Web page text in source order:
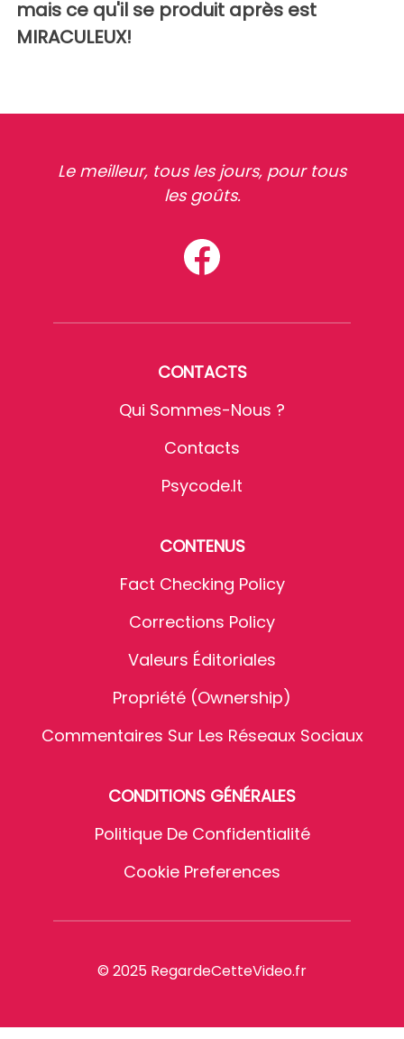
mais ce qu'il se produit après est
MIRACULEUX!
Le meilleur, tous les jours, pour tous
les goûts.
CONTACTS
Qui Sommes-Nous ?
Contacts
Psycode.it
CONTENUS
Fact Checking Policy
Corrections Policy
Valeurs Éditoriales
Propriété (Ownership)
Commentaires Sur Les Réseaux Sociaux
CONDITIONS GÉNÉRALES
Politique De Confidentialité
Cookie Preferences
© 2025 RegardeCetteVideo.fr